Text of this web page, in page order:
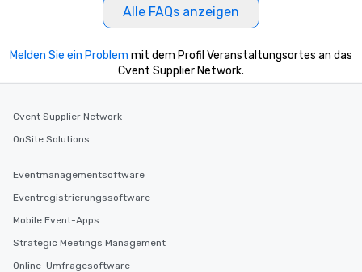
Alle FAQs anzeigen
Melden Sie ein Problem mit dem Profil Veranstaltungsortes an das
Cvent Supplier Network.
Cvent Supplier Network
OnSite Solutions
Eventmanagementsoftware
Eventregistrierungssoftware
Mobile Event-Apps
Strategic Meetings Management
Online-Umfragesoftware